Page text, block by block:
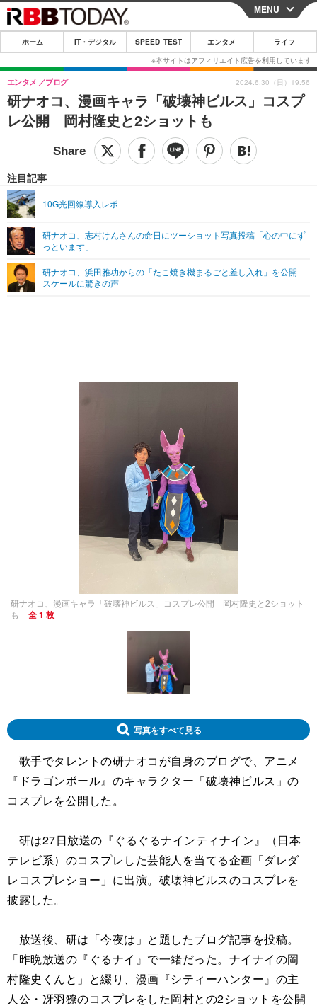
CLOSE
ホーム
IT・デジタル
IT・デジタルTOP スマートフォン
ショッピング その他
SPEED TEST
エンタメTOP 映画・ドラマ
グラビア
ショッピング その他
ライフTOP
その他
リリース一覧
プッシュ通知の停止方法
MENU
ホーム IT・デジタル SPEED TEST エンタメ ライフ
研ナオコ、漫画キャラ「破壊神ビルス」コスプ
レ公開 岡村隆史と2ショットも
エンタメ ブログ
注目記事
10G光回線導入レポ
研ナオコ、志村けんさんの命日にツーショット写真投稿「心の中にず
っといます」
研ナオコ、浜田雅功からの「たこ焼き機まるごと差し入れ」を公開
スケールに驚きの声
2024.6.30（日）19:56
研ナオコ、漫画キャラ「破壊神ビルス」コスプレ公開 岡村隆史と2ショット
も
全 1 枚
写真をすべて見る
歌手でタレントの研ナオコが自身のブログで、アニメ
『ドラゴンボール』のキャラクター「破壊神ビルス」の
コスプレを公開した。
研は27日放送の『ぐるぐるナインティナイン』（日本
テレビ系）のコスプレした芸能人を当てる企画「ダレダ
レコスプレショー」に出演。破壊神ビルスのコスプレを
披露した。
放送後、研は「今夜は」と題したブログ記事を投稿。
「昨晩放送の『ぐるナイ』で一緒だった。ナイナイの岡
村隆史くんと」と綴り、漫画『シティーハンター』の主
人公・冴羽獠のコスプレをした岡村との2ショットを公開